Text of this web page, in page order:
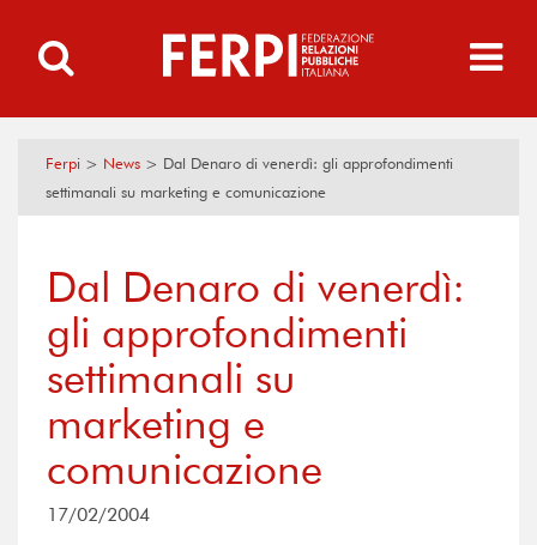
Ferpi > News > Dal Denaro di venerdì: gli approfondimenti
settimanali su marketing e comunicazione
Dal Denaro di venerdì:
gli approfondimenti
settimanali su
marketing e
comunicazione
17/02/2004